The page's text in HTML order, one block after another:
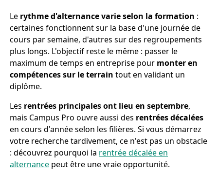
Le rythme d'alternance varie selon la formation :
certaines fonctionnent sur la base d'une journée de
cours par semaine, d'autres sur des regroupements
plus longs. L'objectif reste le même : passer le
maximum de temps en entreprise pour monter en
compétences sur le terrain tout en validant un
diplôme.
Les rentrées principales ont lieu en septembre,
mais Campus Pro ouvre aussi des rentrées décalées
en cours d'année selon les filières. Si vous démarrez
votre recherche tardivement, ce n'est pas un obstacle
: découvrez pourquoi la rentrée décalée en
alternance peut être une vraie opportunité.